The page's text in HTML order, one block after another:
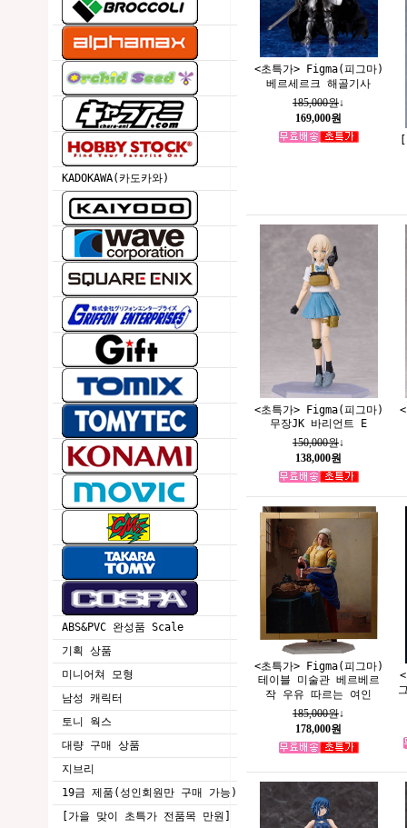
KADOKAWA(카도카와)
ABS&PVC 완성품 Scale
기획 상품
미니어쳐 모형
남성 캐릭터
토니 웍스
대량 구매 상품
지브리
19금 제품(성인회원만 구매 가능)
[가을 맞이 초특가 전품목 만원]
<초특가> Figma(피그마)
베르세르크 해골기사
185,000원↓
169,000원
<초특가> Figma(피그마)
무장JK 바리언트 E
150,000원↓
138,000원
<초특가> Figma(피그마)
테이블 미술관 베르베르
작 우유 따르는 여인
185,000원↓
178,000원